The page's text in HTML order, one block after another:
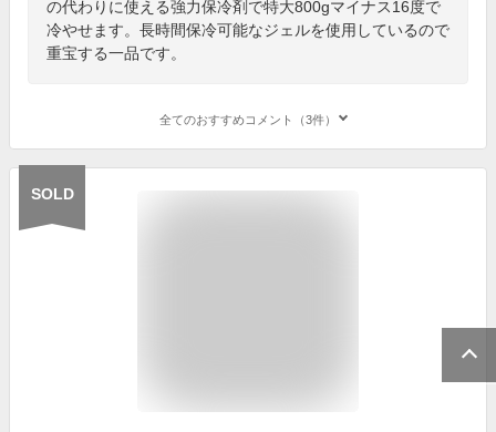
の代わりに使える強力保冷剤で特大800gマイナス16度で
冷やせます。長時間保冷可能なジェルを使用しているので
重宝する一品です。
全てのおすすめコメント（3件）
SOLD